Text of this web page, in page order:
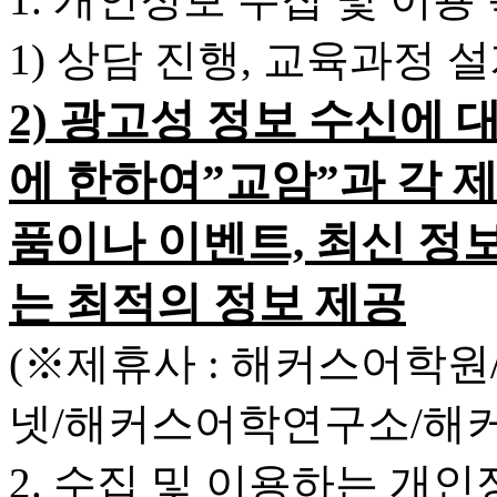
1) 상담 진행, 교육과정
2) 광고성 정보 수신에
에 한하여”교암”과 각
품이나 이벤트, 최신 정
는 최적의 정보 제공
(※제휴사 : 해커스어학
넷/해커스어학연구소/해
2. 수집 및 이용하는 개